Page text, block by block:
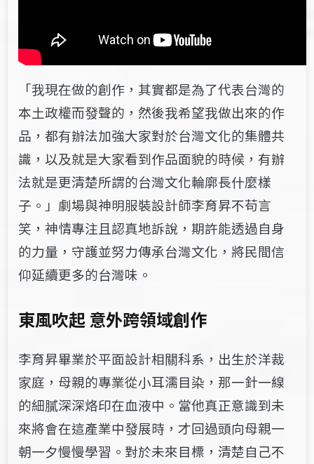
「我現在做的創作，其實都是為了代表台灣的
本土政權而發聲的，然後我希望我做出來的作
品，都有辦法加強大家對於台灣文化的集體共
識，以及就是大家看到作品面貌的時候，有辦
法就是更清楚所謂的台灣文化輪廓長什麼樣
子。」劇場與神明服裝設計師李育昇不苟言
笑，神情專注且認真地訴說，期許能透過自身
的力量，守護並努力傳承台灣文化，將民間信
仰延續更多的台灣味。
東風吹起 意外跨領域創作
李育昇畢業於平面設計相關科系，出生於洋裁
家庭，母親的專業從小耳濡目染，那一針一線
的細膩深深烙印在血液中。當他真正意識到未
來將會在這產業中發展時，才回過頭向母親一
朝一夕慢慢學習。對於未來目標，清楚自己不